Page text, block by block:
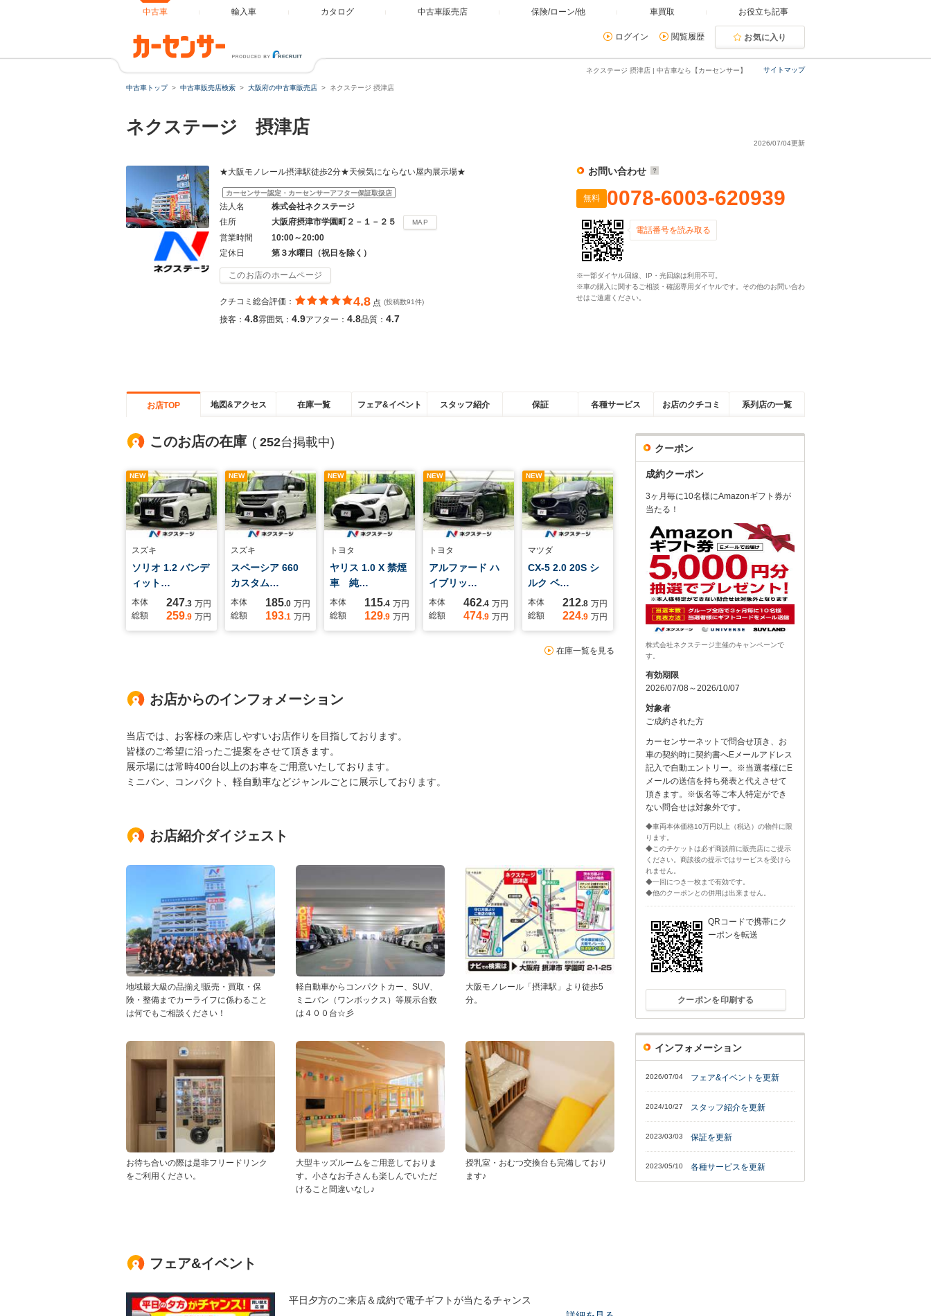
中古車 輸入車 カタログ 中古車販売店 保険/ローン/他 車買取 お役立ち記事
ログイン 閲覧履歴 お気に入り
サイトマップ
ネクステージ 摂津店 | 中古車なら【カーセンサー】
中古車トップ 中古車販売店検索 大阪府の中古車販売店 ネクステージ 摂津店
ネクステージ 摂津店
2026/07/04更新
★大阪モノレール摂津駅徒歩2分★天候気にならない屋内展示場★
カーセンサー認定・カーセンサーアフター保証取扱店
法人名
株式会社ネクステージ
住所
大阪府摂津市学園町２－１－２５ MAP
営業時間
10:00～20:00
定休日
第３水曜日（祝日を除く）
このお店のホームページ
クチコミ総合評価： 4.8 点 (投稿数91件)
接客： 4.8雰囲気： 4.9アフター： 4.8品質： 4.7
お問い合わせ
無料 0078-6003-620939
電話番号を読み取る
※一部ダイヤル回線、IP・光回線は利用不可。
※車の購入に関するご相談・確認専用ダイヤルです。その他のお問い合わ
せはご遠慮ください。
お店TOP 地図&アクセス 在庫一覧 フェア&イベント スタッフ紹介 保証 各種サービス お店のクチコミ 系列店の一覧
このお店の在庫 ( 252台掲載中)
NEW
スズキ
ソリオ 1.2 バンデ
ィット…
本体 247.3 万円
総額
259.9 万円
NEW
スズキ
スペーシア 660
カスタム…
本体 185.0 万円
総額
193.1 万円
NEW
トヨタ
ヤリス 1.0 X 禁煙
車 純…
本体 115.4 万円
総額
129.9 万円
NEW
トヨタ
アルファード ハ
イブリッ…
本体 462.4 万円
総額
474.9 万円
NEW
マツダ
CX-5 2.0 20S シ
ルク ベ…
本体 212.8 万円
総額
224.9 万円
在庫一覧を見る
お店からのインフォメーション
当店では、お客様の来店しやすいお店作りを目指しております。
皆様のご希望に沿ったご提案をさせて頂きます。
展示場には常時400台以上のお車をご用意いたしております。
ミニバン、コンパクト、軽自動車などジャンルごとに展示しております。
お店紹介ダイジェスト
地域最大級の品揃え!販売・買取・保
険・整備までカーライフに係わること
は何でもご相談ください！
軽自動車からコンパクトカー、SUV、
ミニバン（ワンボックス）等展示台数
は４００台☆彡
大阪モノレール「摂津駅」より徒歩5
分。
お待ち合いの際は是非フリードリンク
をご利用ください。
大型キッズルームをご用意しておりま
す。小さなお子さんも楽しんでいただ
けること間違いなし♪
授乳室・おむつ交換台も完備しており
ます♪
フェア&イベント
平日夕方のご来店＆成約で電子ギフトが当たるチャンス
クーポン
成約クーポン
3ヶ月毎に10名様にAmazonギフト券が
当たる！
株式会社ネクステージ主催のキャンペーンで
す。
有効期限
2026/07/08～2026/10/07
対象者
ご成約された方
カーセンサーネットで問合せ頂き、お
車の契約時に契約書へEメールアドレス
記入で自動エントリー。※当選者様にE
メールの送信を持ち発表と代えさせて
頂きます。※仮名等ご本人特定ができ
ない問合せは対象外です。
◆車両本体価格10万円以上（税込）の物件に限
ります。
◆このチケットは必ず商談前に販売店にご提示
ください。商談後の提示ではサービスを受けら
れません。
◆一回につき一枚まで有効です。
◆他のクーポンとの併用は出来ません。
QRコードで携帯にク
ーポンを転送
クーポンを印刷する
インフォメーション
2026/07/04 フェア&イベントを更新
2024/10/27 スタッフ紹介を更新
2023/03/03 保証を更新
2023/05/10 各種サービスを更新